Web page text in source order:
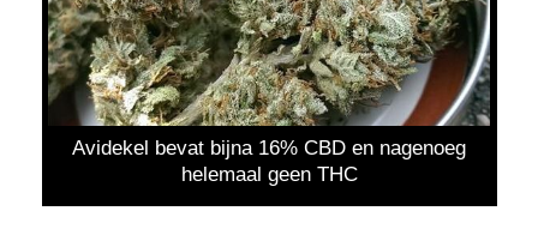
Avidekel bevat bijna 16% CBD en nagenoeg
helemaal geen THC